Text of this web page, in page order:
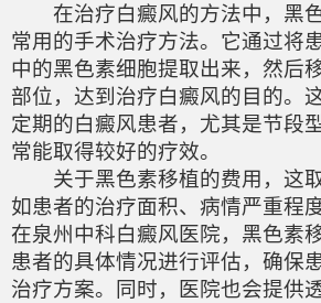
在治疗白癜风的方法中，黑
常用的手术治疗方法。它通过将
中的黑色素细胞提取出来，然后
部位，达到治疗白癜风的目的。
定期的白癜风患者，尤其是节段
常能取得较好的疗效。
关于黑色素移植的费用，这取
如患者的治疗面积、病情严重程
在泉州中科白癜风医院，黑色素
患者的具体情况进行评估，确保
治疗方案。同时，医院也会提供